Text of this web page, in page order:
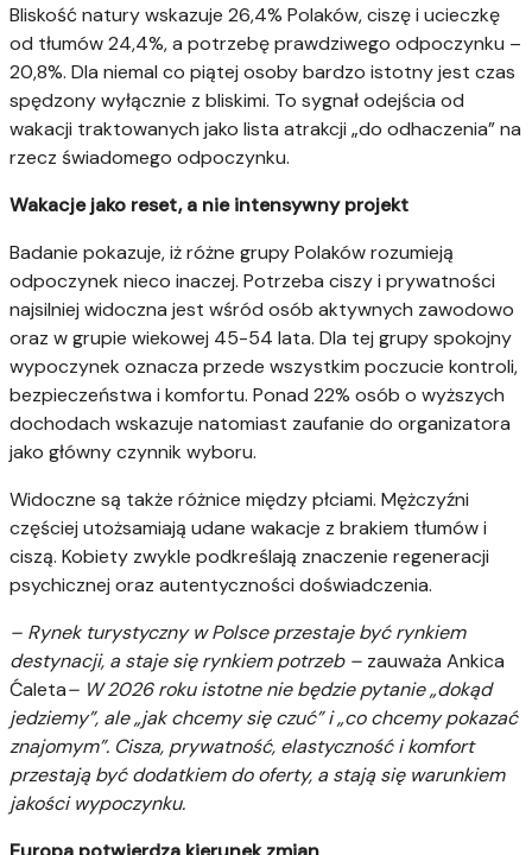
Bliskość natury wskazuje 26,4% Polaków, ciszę i ucieczkę
od tłumów 24,4%, a potrzebę prawdziwego odpoczynku –
20,8%. Dla niemal co piątej osoby bardzo istotny jest czas
spędzony wyłącznie z bliskimi. To sygnał odejścia od
wakacji traktowanych jako lista atrakcji „do odhaczenia” na
rzecz świadomego odpoczynku.
Wakacje jako reset, a nie intensywny projekt
Badanie pokazuje, iż różne grupy Polaków rozumieją
odpoczynek nieco inaczej. Potrzeba ciszy i prywatności
najsilniej widoczna jest wśród osób aktywnych zawodowo
oraz w grupie wiekowej 45-54 lata. Dla tej grupy spokojny
wypoczynek oznacza przede wszystkim poczucie kontroli,
bezpieczeństwa i komfortu. Ponad 22% osób o wyższych
dochodach wskazuje natomiast zaufanie do organizatora
jako główny czynnik wyboru.
Widoczne są także różnice między płciami. Mężczyźni
częściej utożsamiają udane wakacje z brakiem tłumów i
ciszą. Kobiety zwykle podkreślają znaczenie regeneracji
psychicznej oraz autentyczności doświadczenia.
– Rynek turystyczny w Polsce przestaje być rynkiem
destynacji, a staje się rynkiem potrzeb – zauważa Ankica
Ćaleta– W 2026 roku istotne nie będzie pytanie „dokąd
jedziemy”, ale „jak chcemy się czuć” i „co chcemy pokazać
znajomym”. Cisza, prywatność, elastyczność i komfort
przestają być dodatkiem do oferty, a stają się warunkiem
jakości wypoczynku.